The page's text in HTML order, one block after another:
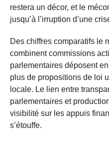
restera un décor, et le
jusqu’à l’irruption d’une
Des chiffres comparatifs le
combinent commissions
parlementaires déposent
plus de propositions de loi
locale. Le lien entre
parlementaires et
visibilité sur les appuis
s’étouffe.